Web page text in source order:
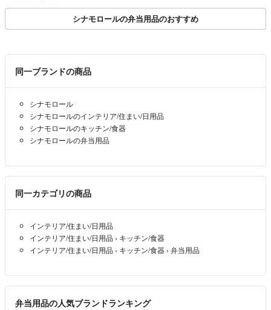
シナモロールの弁当用品のおすすめ
同一ブランドの商品
シナモロール
シナモロールのインテリア/住まい/日用品
シナモロールのキッチン/食器
シナモロールの弁当用品
同一カテゴリの商品
インテリア/住まい/日用品
インテリア/住まい/日用品 › キッチン/食器
インテリア/住まい/日用品 › キッチン/食器 › 弁当用品
弁当用品の人気ブランドランキング